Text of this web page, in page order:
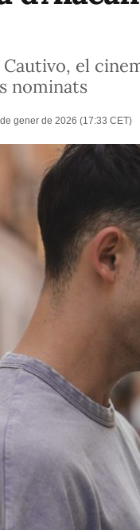
Cautivo, el
nominats
gener de 2026 (17:33 CET)